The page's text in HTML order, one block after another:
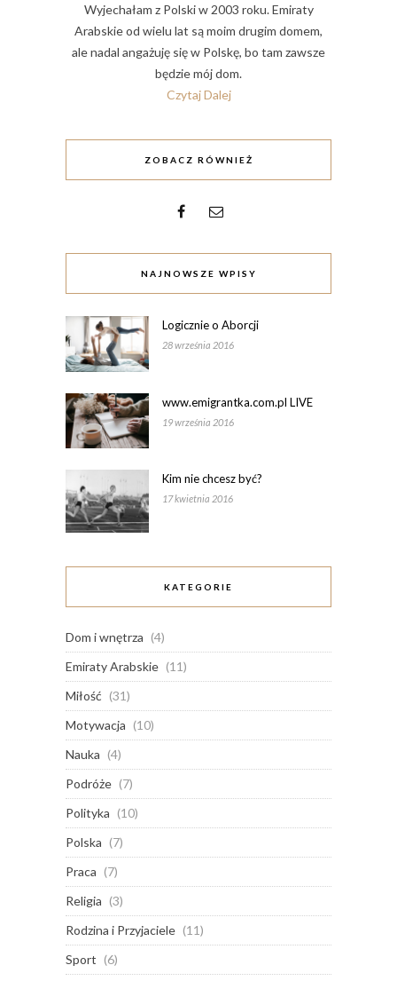
Wyjechałam z Polski w 2003 roku. Emiraty
Arabskie od wielu lat są moim drugim domem,
ale nadal angażuję się w Polskę, bo tam zawsze
będzie mój dom.
Czytaj Dalej
ZOBACZ RÓWNIEŻ
NAJNOWSZE WPISY
Logicznie o Aborcji
28 września 2016
www.emigrantka.com.pl LIVE
19 września 2016
Kim nie chcesz być?
17 kwietnia 2016
KATEGORIE
Dom i wnętrza (4)
Emiraty Arabskie (11)
Miłość (31)
Motywacja (10)
Nauka (4)
Podróże (7)
Polityka (10)
Polska (7)
Praca (7)
Religia (3)
Rodzina i Przyjaciele (11)
Sport (6)